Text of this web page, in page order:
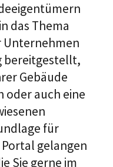
das Thema
Unternehmen
bereitgestellt,
Gebäude
oder auch eine
für
gelangen
Sie gerne im